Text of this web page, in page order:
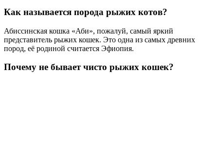
Как называется порода рыжих котов?
Абиссинская кошка «Аби», пожалуй, самый яркий
представитель рыжих кошек. Это одна из самых древних
пород, её родиной считается Эфиопия.
Почему не бывает чисто рыжих кошек?